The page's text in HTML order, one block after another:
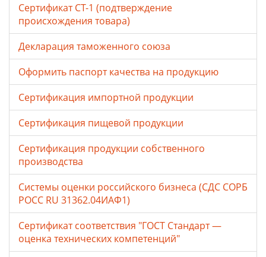
Сертификат СТ-1 (подтверждение
происхождения товара)
Декларация таможенного союза
Оформить паспорт качества на продукцию
Сертификация импортной продукции
Сертификация пищевой продукции
Сертификация продукции собственного
производства
Системы оценки российского бизнеса (СДС СОРБ
РОСС RU 31362.04ИАФ1)
Сертификат соответствия "ГОСТ Стандарт —
оценка технических компетенций"